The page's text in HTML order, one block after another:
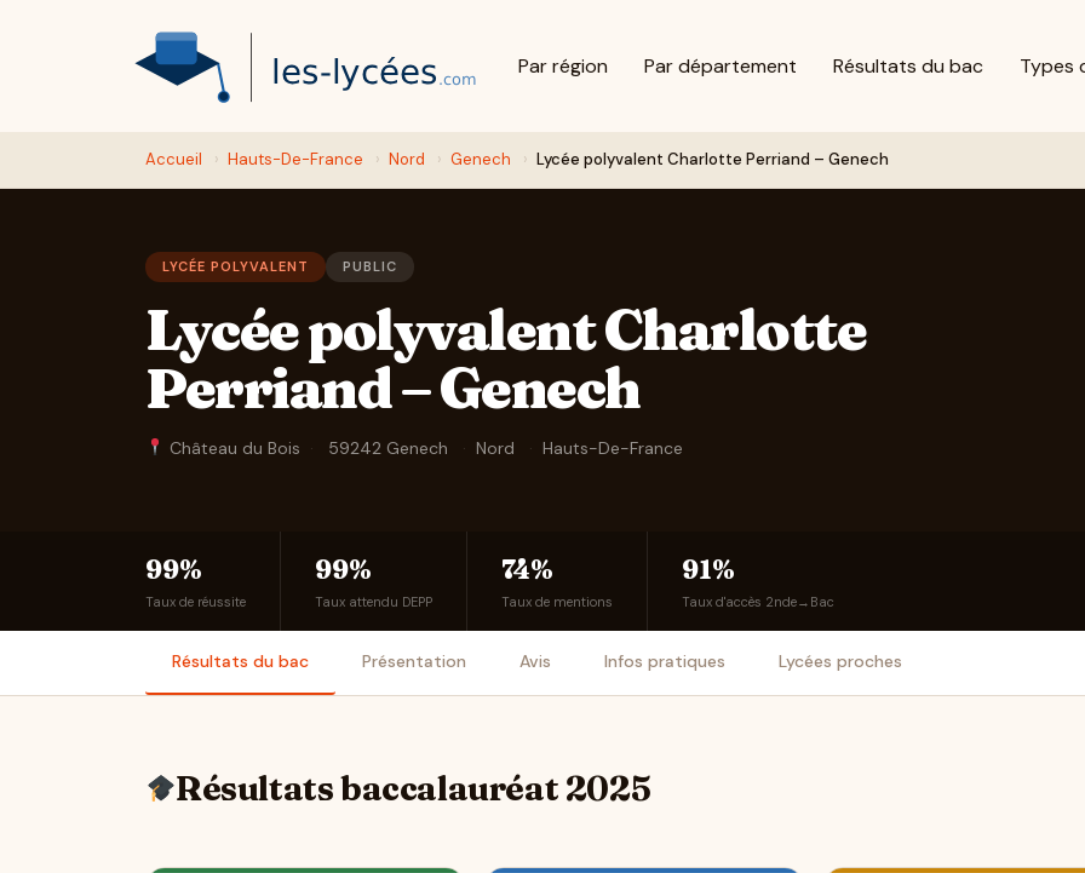
Par région Par département Résultats du bac Types
Accueil › Hauts-De-France › Nord › Genech › Lycée polyvalent Charlotte Perriand – Genech
LYCÉE POLYVALENT PUBLIC
Lycée polyvalent Charlotte
Perriand – Genech
Château du Bois · 59242 Genech · Nord · Hauts-De-France
99%
Taux de réussite
99%
Taux attendu DEPP
74%
Taux de mentions
91%
Taux d'accès 2nde→Bac
Résultats du bac Présentation Avis Infos pratiques Lycées proches
Résultats baccalauréat 2025